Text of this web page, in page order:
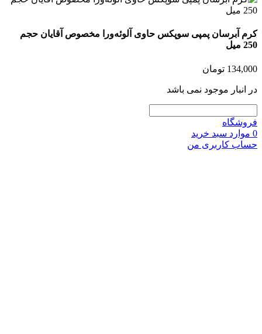
آبرسان پمپی سوپکس حاوی آلوئه‌ورا مخصوص آقایان حجم
تومان
موجود نمی باشد
سبد خرید
کاربری من